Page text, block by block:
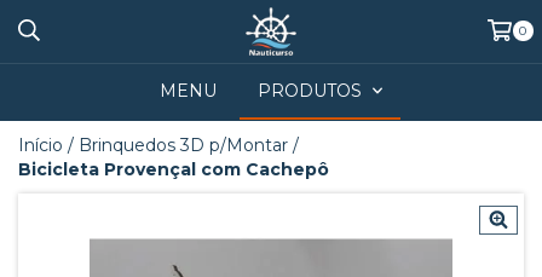
0
MENU PRODUTOS
Início / Brinquedos 3D p/Montar /
Bicicleta Provençal com Cachepô